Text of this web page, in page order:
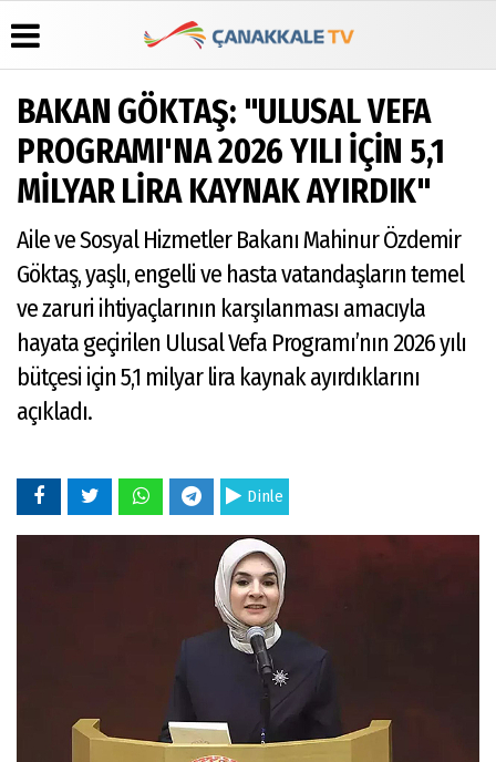
Üye Paneli
Haber
Arşivi
Arşivi
Günün
Haberleri
Hava
Durumu
Gazete
Manşetleri
Anketler
Biyografiler
Köşe
Yazarları
Video
Galeri
Foto
Künye
İletişim
Çerez
Gizlilik
İlkeleri
BAKAN GÖKTAŞ: "ULUSAL VEFA
PROGRAMI'NA 2026 YILI İÇİN 5,1
MİLYAR LİRA KAYNAK AYIRDIK"
Aile ve Sosyal Hizmetler Bakanı Mahinur Özdemir
Göktaş, yaşlı, engelli ve hasta vatandaşların temel
ve zaruri ihtiyaçlarının karşılanması amacıyla
hayata geçirilen Ulusal Vefa Programı’nın 2026 yılı
bütçesi için 5,1 milyar lira kaynak ayırdıklarını
açıkladı.
Dinle